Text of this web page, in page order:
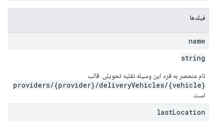
فیلدها
name
string
نام منحصر به فرد این وسیله نقلیه تحویلی. قالب
providers/{provider}/deliveryVehicles/{vehicle}
است.
lastLocation